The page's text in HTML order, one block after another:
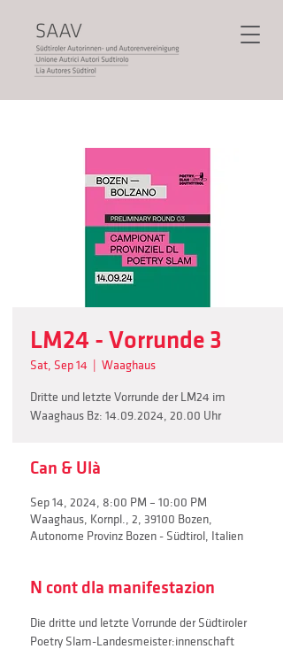
LM24 - Vorrunde 3
Sat, Sep 14 Waaghaus
Dritte und letzte Vorrunde der LM24 im
Waaghaus Bz: 14.09.2024, 20.00 Uhr
Can & Ulà
Sep 14, 2024, 8:00 PM – 10:00 PM
Waaghaus, Kornpl., 2, 39100 Bozen,
Autonome Provinz Bozen - Südtirol, Italien
N cont dla manifestazion
Die dritte und letzte Vorrunde der Südtiroler
Poetry Slam-Landesmeister:innenschaft